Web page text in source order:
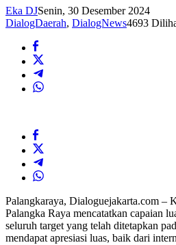
Eka DJSenin, 30 Desember 2024
DialogDaerah, DialogNews4693
Palangkaraya, Dialoguejakarta.com –
Palangka Raya mencatatkan capaian
seluruh target yang telah ditetapkan
mendapat apresiasi luas, baik dari